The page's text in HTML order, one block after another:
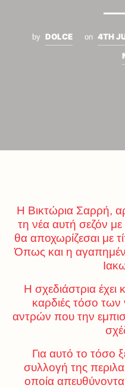
by DOLCE on 4TH
Η Βικτώρια Σαρρή,
τη νέα αυτή σεζόν με
θα αποχωρίζεσαι με
Όπως και η
Η σχεδιάστρια έχει
καρδιές τόσο
αντρών που την
Για αυτό το τόσο
συλλογή της
οποία